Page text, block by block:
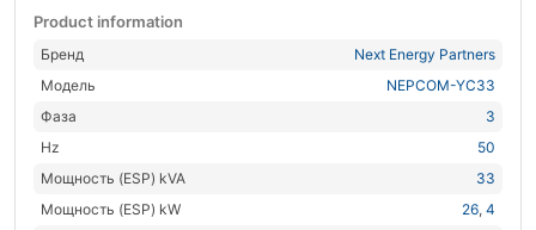
Product information
Бренд
Next Energy Partners
Модель
NEPCOM-YC33
Фаза
3
Hz
50
Мощность (ESP) kVA
33
Мощность (ESP) kW
26, 4